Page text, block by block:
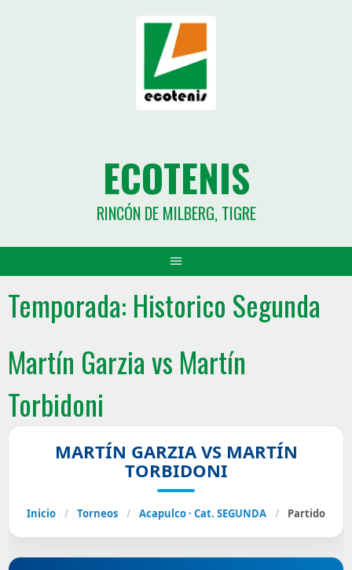
ECOTENIS
RINCÓN DE MILBERG, TIGRE
Temporada: Historico Segunda
Martín Garzia vs Martín
Torbidoni
MARTÍN GARZIA VS MARTÍN
TORBIDONI
Inicio / Torneos / Acapulco · Cat. SEGUNDA / Partido